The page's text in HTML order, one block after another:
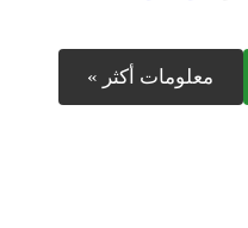
معلومات أكثر »